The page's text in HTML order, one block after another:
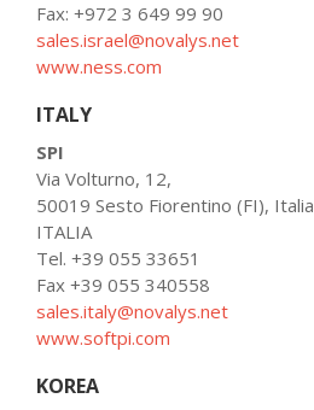
Fax: +972 3 649 99 90
sales.israel@novalys.net
www.ness.com
ITALY
SPI
Via Volturno, 12,
50019 Sesto Fiorentino (FI), Italia
ITALIA
Tel. +39 055 33651
Fax +39 055 340558
sales.italy@novalys.net
www.softpi.com
KOREA